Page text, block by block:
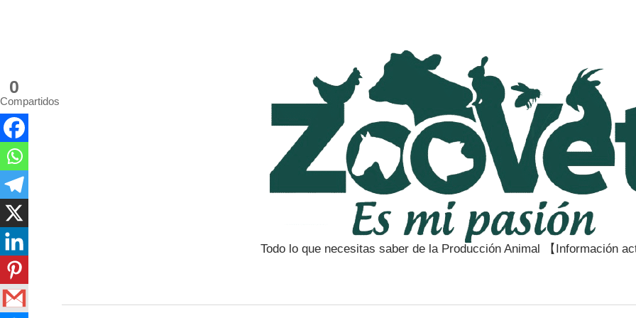
Todo lo que necesitas saber de la Producción Animal 【Información
0
Compartidos